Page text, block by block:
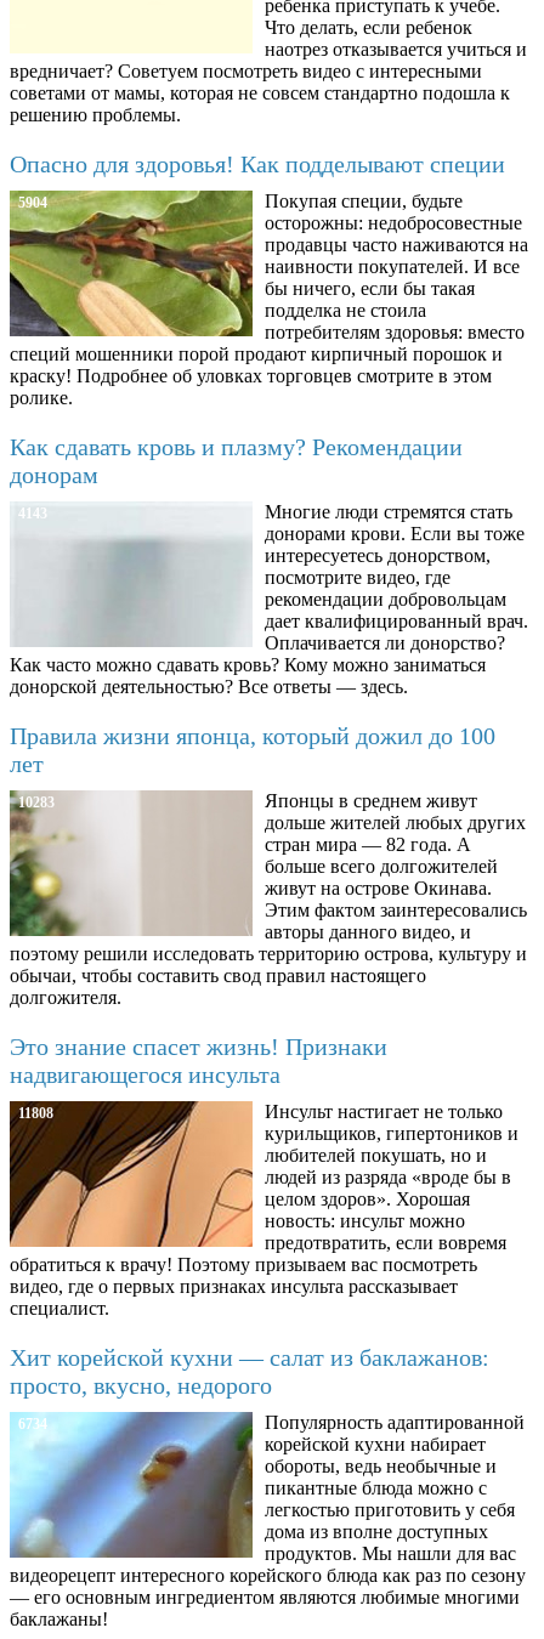
ребенка приступать к учебе.
Что делать, если ребенок
наотрез отказывается учиться и
вредничает? Советуем посмотреть видео с интересными
советами от мамы, которая не совсем стандартно подошла к
решению проблемы.
Опасно для здоровья! Как подделывают специи
5904
Покупая специи, будьте
осторожны: недобросовестные
продавцы часто наживаются на
наивности покупателей. И все
бы ничего, если бы такая
подделка не стоила
потребителям здоровья: вместо
специй мошенники порой продают кирпичный порошок и
краску! Подробнее об уловках торговцев смотрите в этом
ролике.
Как сдавать кровь и плазму? Рекомендации
донорам
4143
Многие люди стремятся стать
донорами крови. Если вы тоже
интересуетесь донорством,
посмотрите видео, где
рекомендации добровольцам
дает квалифицированный врач.
Оплачивается ли донорство?
Как часто можно сдавать кровь? Кому можно заниматься
донорской деятельностью? Все ответы — здесь.
Правила жизни японца, который дожил до 100
лет
10283
Японцы в среднем живут
дольше жителей любых других
стран мира — 82 года. А
больше всего долгожителей
живут на острове Окинава.
Этим фактом заинтересовались
авторы данного видео, и
поэтому решили исследовать территорию острова, культуру и
обычаи, чтобы составить свод правил настоящего
долгожителя.
Это знание спасет жизнь! Признаки
надвигающегося инсульта
11808
Инсульт настигает не только
курильщиков, гипертоников и
любителей покушать, но и
людей из разряда «вроде бы в
целом здоров». Хорошая
новость: инсульт можно
предотвратить, если вовремя
обратиться к врачу! Поэтому призываем вас посмотреть
видео, где о первых признаках инсульта рассказывает
специалист.
Хит корейской кухни — салат из баклажанов:
просто, вкусно, недорого
6734
Популярность адаптированной
корейской кухни набирает
обороты, ведь необычные и
пикантные блюда можно с
легкостью приготовить у себя
дома из вполне доступных
продуктов. Мы нашли для вас
видеорецепт интересного корейского блюда как раз по сезону
— его основным ингредиентом являются любимые многими
баклажаны!